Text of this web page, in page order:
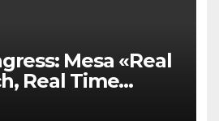
Mesa «Real
Real Time
Media